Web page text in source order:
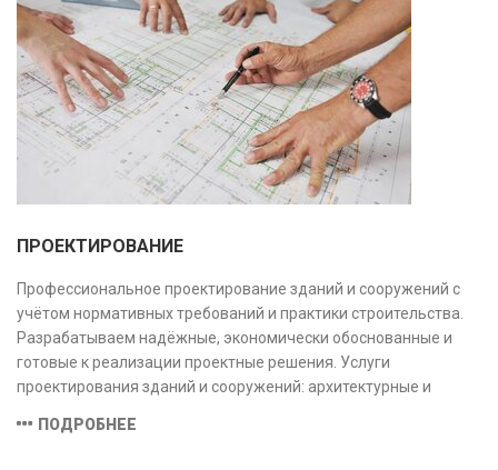
ПРОЕКТИРОВАНИЕ
Профессиональное проектирование зданий и сооружений с
учётом нормативных требований и практики строительства.
Разрабатываем надёжные, экономически обоснованные и
готовые к реализации проектные решения. Услуги
проектирования зданий и сооружений: архитектурные и
сметная документация. Полный цикл работ с учётом норм и
ПОДРОБНЕЕ